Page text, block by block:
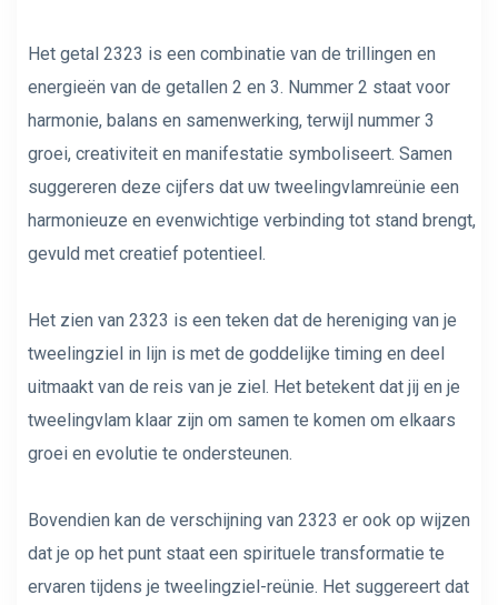
Het getal 2323 is een combinatie van de trillingen en
energieën van de getallen 2 en 3. Nummer 2 staat voor
harmonie, balans en samenwerking, terwijl nummer 3
groei, creativiteit en manifestatie symboliseert. Samen
suggereren deze cijfers dat uw tweelingvlamreünie een
harmonieuze en evenwichtige verbinding tot stand brengt,
gevuld met creatief potentieel.
Het zien van 2323 is een teken dat de hereniging van je
tweelingziel in lijn is met de goddelijke timing en deel
uitmaakt van de reis van je ziel. Het betekent dat jij en je
tweelingvlam klaar zijn om samen te komen om elkaars
groei en evolutie te ondersteunen.
Bovendien kan de verschijning van 2323 er ook op wijzen
dat je op het punt staat een spirituele transformatie te
ervaren tijdens je tweelingziel-reünie. Het suggereert dat